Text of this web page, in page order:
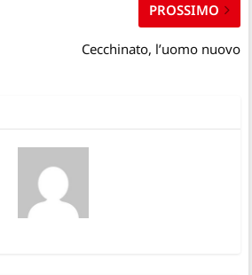
PROSSIMO
Cecchinato, l’uomo nuovo